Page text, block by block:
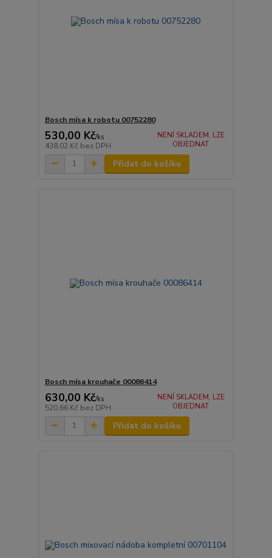
Bosch mísa k robotu 00752280
530,00 Kč/ks
438,02 Kč bez DPH
NENÍ SKLADEM, LZE
OBJEDNAT
Přidat do košíku
Bosch mísa krouhače 00086414
630,00 Kč/ks
520,66 Kč bez DPH
NENÍ SKLADEM, LZE
OBJEDNAT
Přidat do košíku